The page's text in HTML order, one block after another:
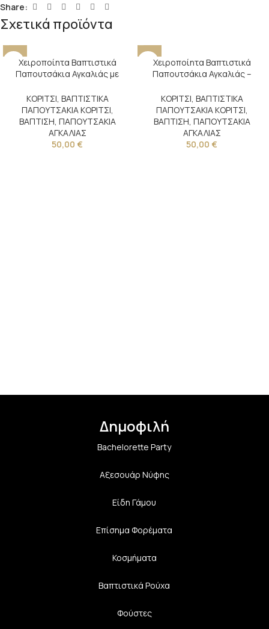
Share:
Σχετικά προϊόντα
Χειροποίητα Βαπτιστικά
Παπουτσάκια Αγκαλιάς με
ΚΟΡΙΤΣΙ ΒΑΠΤΙΣΤΙΚΑ
ΠΑΠΟΥΤΣΑΚΙΑ ΚΟΡΙΤΣΙ
ΒΑΠΤΙΣΗ ΠΑΠΟΥΤΣΑΚΙΑ
ΑΓΚΑΛΙΑΣ
50,00 €
Χειροποίητα Βαπτιστικά
Παπουτσάκια Αγκαλιάς –
ΚΟΡΙΤΣΙ ΒΑΠΤΙΣΤΙΚΑ
ΠΑΠΟΥΤΣΑΚΙΑ ΚΟΡΙΤΣΙ
ΒΑΠΤΙΣΗ ΠΑΠΟΥΤΣΑΚΙΑ
ΑΓΚΑΛΙΑΣ
50,00 €
Δημοφιλή
Bachelorette Party
Αξεσουάρ Νύφης
Είδη Γάμου
Επίσημα Φορέματα
Κοσμήματα
Βαπτιστικά Ρούχα
Φούστες